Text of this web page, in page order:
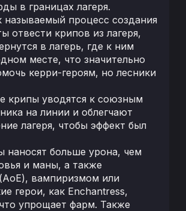
в границах лагеря.
процесс создания
отвести крипов из лагеря,
в лагерь, где к ним
месте, что значительно
керри-героям, но лесники
крипы уводятся к союзным
на линии и облегчают
лагеря, чтобы эффект был
наносят больше урона, чем
и маны, а также
вампиризмом или
герои, как Enchantress,
упрощает фарм. Также